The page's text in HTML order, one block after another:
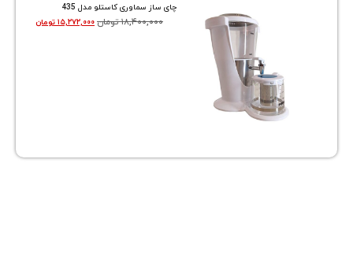
چای ساز سماوری کاستلو مدل 435
۱۸,۴۰۰,۰۰۰ تومان ۱۵,۲۷۲,۰۰۰ تومان